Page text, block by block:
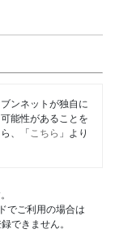
ンネットが独自に
能性があることを
、「 こちら 」より
でご利用の場合は
できません。